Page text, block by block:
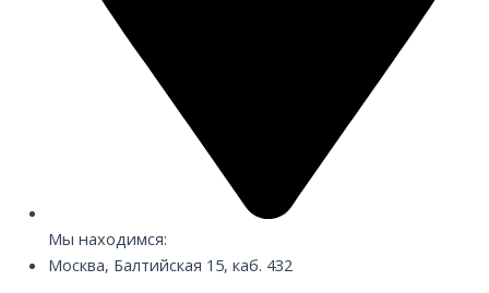
Мы находимся:
Москва, Балтийская 15, каб. 432